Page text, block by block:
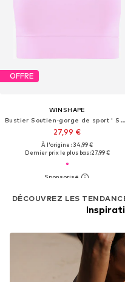
OFFRE
WINSHAPE
Bustier Soutien-gorge de sport ' SB103C '
27,99 €
À l'origine : 34,99 €
Dernier prix le plus bas :27,99 €
DÉCOUVREZ LES